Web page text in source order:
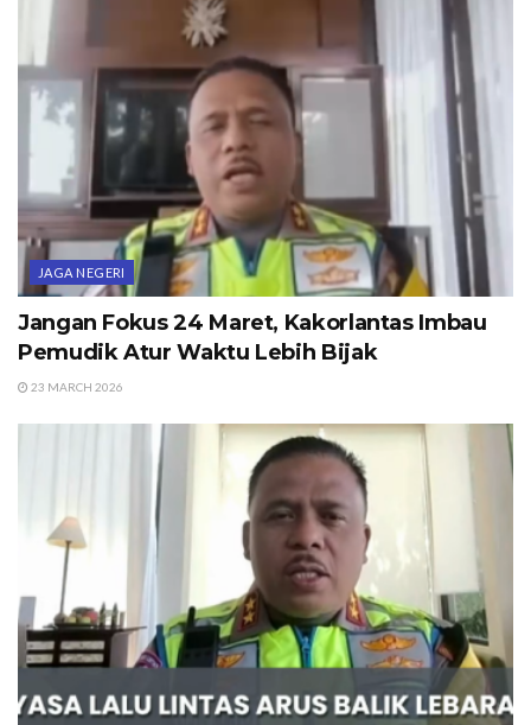
JAGA NEGERI
Jangan Fokus 24 Maret, Kakorlantas Imbau
Pemudik Atur Waktu Lebih Bijak
23 MARCH 2026